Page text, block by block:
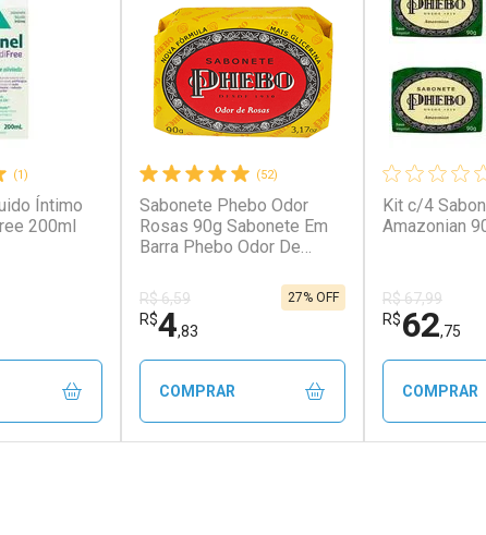
(1)
Íntimo
200ml
(52)
Sabonete Phebo Odor
Rosas 90g Sabonete Em
Barra Phebo Odor De
R$ 6,59
R$4,83
27% OFF
COMPRAR
Kit c/4
Amazonian
R$ 67,99
R$62,75
COMPRAR